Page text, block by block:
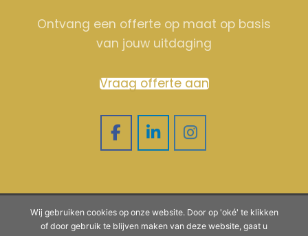
Ontvang een offerte op maat op basis
van jouw uitdaging
Vraag offerte aan
©2026| Website ontwikkeling door
WEBSITEBEREIKT.NL
Wij gebruiken cookies op onze website. Door op 'oké' te klikken
of door gebruik te blijven maken van deze website, gaat u